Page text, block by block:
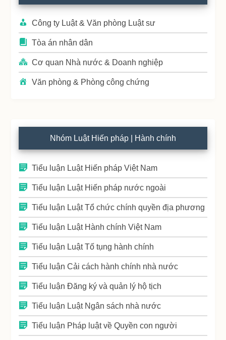
Sidebar
Công ty Luật & Văn phòng Luật sư
Tòa án nhân dân
Cơ quan Nhà nước & Doanh nghiệp
Văn phòng & Phòng công chứng
Nhóm Luật Hiến pháp | Hành chính
Tiểu luận Luật Hiến pháp Việt Nam
Tiểu luận Luật Hiến pháp nước ngoài
Tiểu luận Luật Tổ chức chính quyền địa phương
Tiểu luận Luật Hành chính Việt Nam
Tiểu luận Luật Tố tụng hành chính
Tiểu luận Cải cách hành chính nhà nước
Tiểu luận Đăng ký và quản lý hộ tịch
Tiểu luận Luật Ngân sách nhà nước
Tiểu luận Pháp luật về Quyền con người